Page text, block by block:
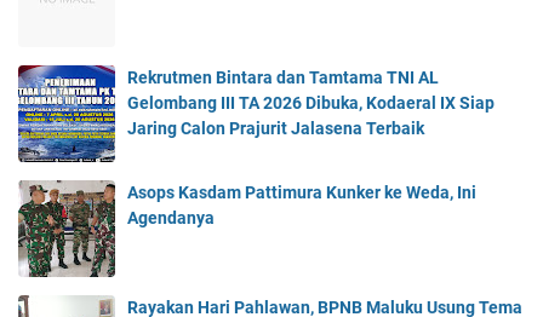
Rekrutmen Bintara dan Tamtama TNI AL
Gelombang III TA 2026 Dibuka, Kodaeral IX Siap
Jaring Calon Prajurit Jalasena Terbaik
Asops Kasdam Pattimura Kunker ke Weda, Ini
Agendanya
Rayakan Hari Pahlawan, BPNB Maluku Usung Tema